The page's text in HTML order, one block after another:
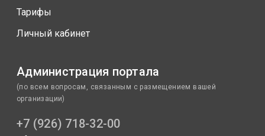
Тарифы
Личный кабинет
Администрация портала
(по всем вопросам, связанным с размещением вашей
организации)
+7 (926) 718-32-00